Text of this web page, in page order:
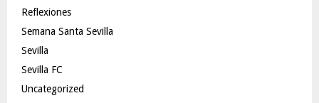
Reflexiones
Semana Santa Sevilla
Sevilla
Sevilla FC
Uncategorized